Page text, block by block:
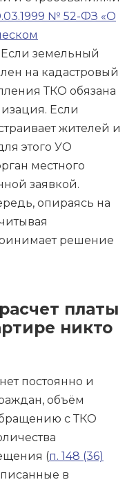
№ 52-ФЗ «О
Если земельный
на кадастровый
ТКО обязана
Если
жителей и
этого УО
местного
заявкой.
опираясь на
решение
платы
никто
постоянно и
объём
с ТКО
(п. 148 (36)
в